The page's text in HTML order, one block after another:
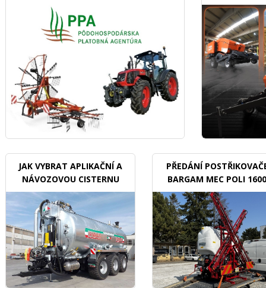
JAK VYBRAT APLIKAČNÍ A
NÁVOZOVOU CISTERNU
PŘEDÁNÍ
BARGAM MEC POLI 1600
BDX